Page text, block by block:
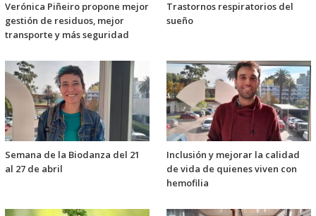
Verónica Piñeiro propone mejor
gestión de residuos, mejor
transporte y más seguridad
Trastornos respiratorios del
sueño
Semana de la Biodanza del 21
al 27 de abril
Inclusión y mejorar la calidad
de vida de quienes viven con
hemofilia